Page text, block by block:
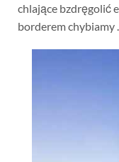
chlające bzdręgolić
borderem chybiamy .